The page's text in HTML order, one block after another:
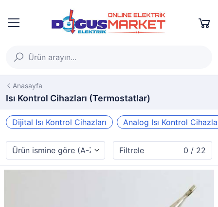
Anasayfa
Isı Kontrol Cihazları (Termostatlar)
Dijital Isı Kontrol Cihazları Analog Isı Kontrol
Filtrele 0 / 22